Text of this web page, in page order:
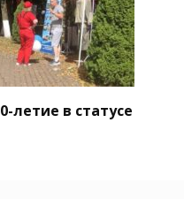
летие в статусе